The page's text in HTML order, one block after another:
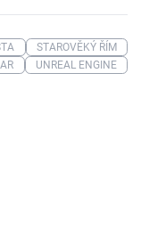
STAROVĚKÝ ŘÍM
UNREAL ENGINE